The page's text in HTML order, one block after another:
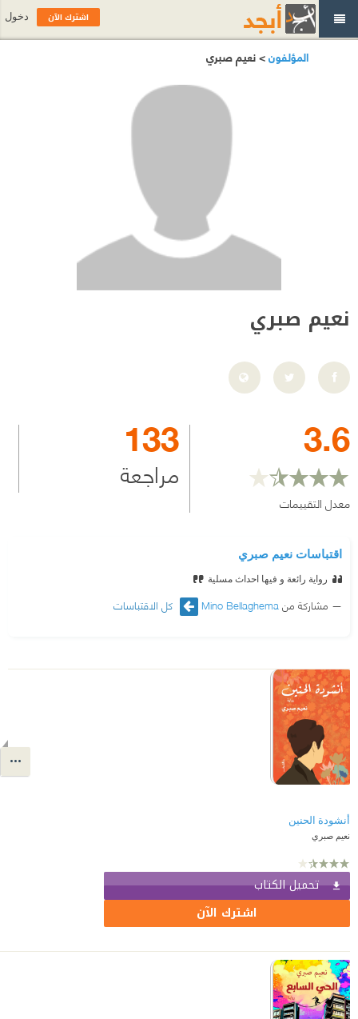
المؤلفون> نعيم صبري
نعيم صبري
3.6
معدل التقييمات
133
مراجعة
اقتباسات نعيم صبري
رواية رائعة و فيها احداث مسلية
مشاركة منMino Bellaghema كل الاقتباسات
أنشودة الحنين
نعيم صبري
تحميل الكتاب
اشترك الآن
اشترك الآن دخول